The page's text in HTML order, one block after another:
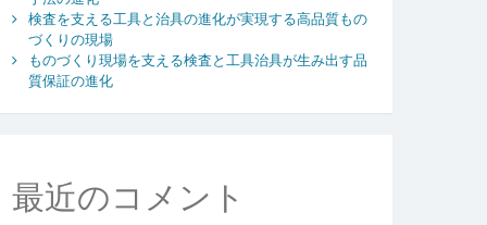
検査を支える工具と治具の進化が実現する高品質もの
づくりの現場
ものづくり現場を支える検査と工具治具が生み出す品
質保証の進化
最近のコメント